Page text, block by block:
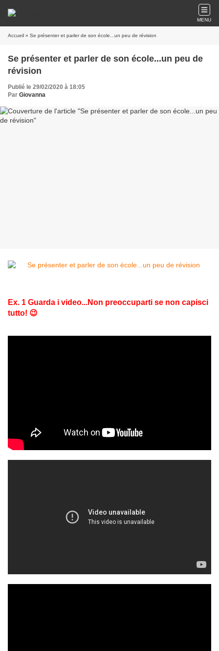
MENU
Accueil » Se présenter et parler de son école...un peu de révision
Se présenter et parler de son école...un peu de
révision
Publié le 29/02/2020 à 18:05
Par Giovanna
Ex. 1 Guarda i video...Non preoccuparti se non capisci
tutto! 😉